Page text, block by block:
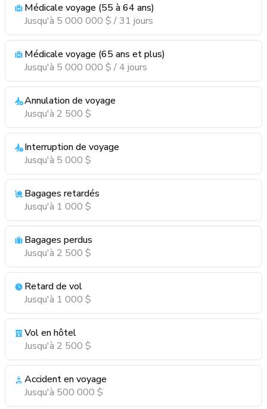
Médicale voyage (55 à 64 ans)
Jusqu'à 5 000 000 $ / 31 jours
Médicale voyage (65 ans et plus)
Jusqu'à 5 000 000 $ / 4 jours
Annulation de voyage
Jusqu'à 2 500 $
Interruption de voyage
Jusqu'à 5 000 $
Bagages retardés
Jusqu'à 1 000 $
Bagages perdus
Jusqu'à 2 500 $
Retard de vol
Jusqu'à 1 000 $
Vol en hôtel
Jusqu'à 2 500 $
Accident en voyage
Jusqu'à 500 000 $